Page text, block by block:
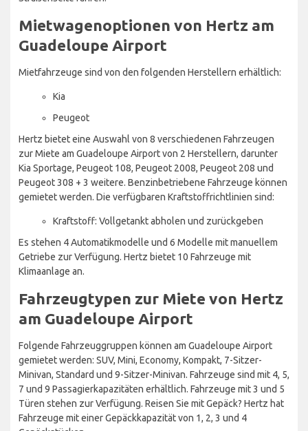
Mietwagenoptionen von Hertz am
Guadeloupe Airport
Mietfahrzeuge sind von den folgenden Herstellern erhältlich:
Kia
Peugeot
Hertz bietet eine Auswahl von 8 verschiedenen Fahrzeugen
zur Miete am Guadeloupe Airport von 2 Herstellern, darunter
Kia Sportage, Peugeot 108, Peugeot 2008, Peugeot 208 und
Peugeot 308 + 3 weitere. Benzinbetriebene Fahrzeuge können
gemietet werden. Die verfügbaren Kraftstoffrichtlinien sind:
Kraftstoff: Vollgetankt abholen und zurückgeben
Es stehen 4 Automatikmodelle und 6 Modelle mit manuellem
Getriebe zur Verfügung. Hertz bietet 10 Fahrzeuge mit
Klimaanlage an.
Fahrzeugtypen zur Miete von Hertz
am Guadeloupe Airport
Folgende Fahrzeuggruppen können am Guadeloupe Airport
gemietet werden: SUV, Mini, Economy, Kompakt, 7-Sitzer-
Minivan, Standard und 9-Sitzer-Minivan. Fahrzeuge sind mit 4, 5,
7 und 9 Passagierkapazitäten erhältlich. Fahrzeuge mit 3 und 5
Türen stehen zur Verfügung. Reisen Sie mit Gepäck? Hertz hat
Fahrzeuge mit einer Gepäckkapazität von 1, 2, 3 und 4